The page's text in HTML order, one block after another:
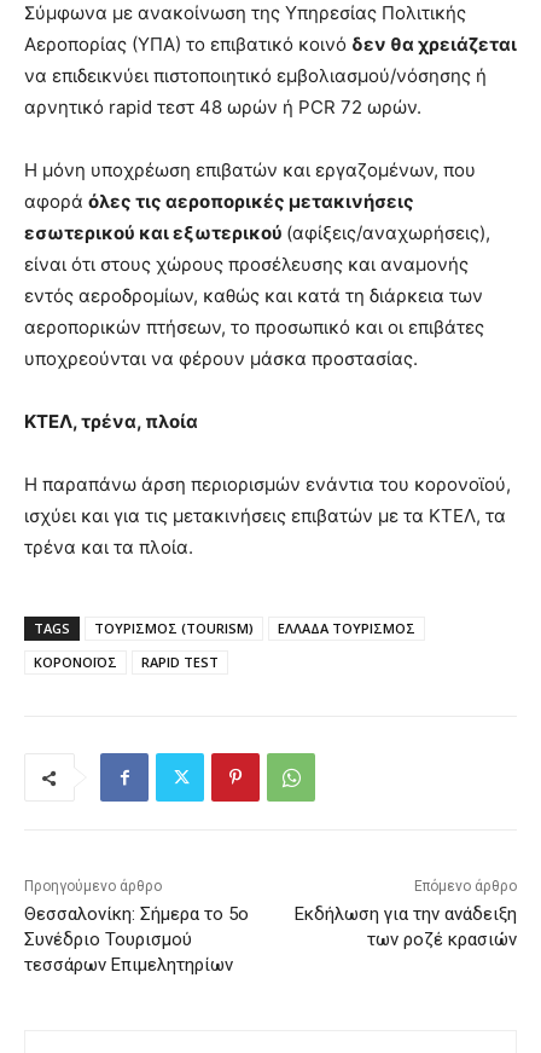
Σύμφωνα με ανακοίνωση της Υπηρεσίας Πολιτικής
Αεροπορίας (ΥΠΑ) το επιβατικό κοινό δεν θα χρειάζεται
να επιδεικνύει πιστοποιητικό εμβολιασμού/νόσησης ή
αρνητικό rapid τεστ 48 ωρών ή PCR 72 ωρών.
Η μόνη υποχρέωση επιβατών και εργαζομένων, που
αφορά όλες τις αεροπορικές μετακινήσεις
εσωτερικού και εξωτερικού (αφίξεις/αναχωρήσεις),
είναι ότι στους χώρους προσέλευσης και αναμονής
εντός αεροδρομίων, καθώς και κατά τη διάρκεια των
αεροπορικών πτήσεων, το προσωπικό και οι επιβάτες
υποχρεούνται να φέρουν μάσκα προστασίας.
ΚΤΕΛ, τρένα, πλοία
Η παραπάνω άρση περιορισμών ενάντια του κορονοϊού,
ισχύει και για τις μετακινήσεις επιβατών με τα ΚΤΕΛ, τα
τρένα και τα πλοία.
TAGS ΤΟΥΡΙΣΜΟΣ (TOURISM)
ΕΛΛΑΔΑ ΤΟΥΡΙΣΜΟΣ
ΚΟΡΟΝΟΪΟΣ
RAPID TEST
Προηγούμενο άρθρο
Θεσσαλονίκη: Σήμερα το 5ο
Συνέδριο Τουρισμού
τεσσάρων Επιμελητηρίων
Επόμενο άρθρο
Εκδήλωση για την ανάδειξη
των ροζέ κρασιών